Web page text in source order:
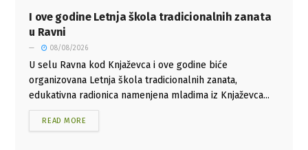
I ove godine Letnja škola tradicionalnih zanata
u Ravni
08/08/2026
U selu Ravna kod Knjaževca i ove godine biće
organizovana Letnja škola tradicionalnih zanata,
edukativna radionica namenjena mladima iz Knjaževca...
READ MORE